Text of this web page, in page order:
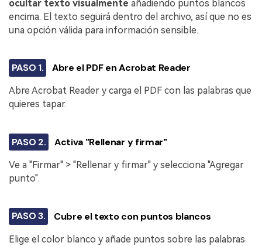
ocultar texto visualmente añadiendo puntos blancos
encima. El texto seguirá dentro del archivo, así que no es
una opción válida para información sensible.
PASO 1. Abre el PDF en Acrobat Reader
Abre Acrobat Reader y carga el PDF con las palabras que
quieres tapar.
PASO 2. Activa "Rellenar y firmar"
Ve a "Firmar" > "Rellenar y firmar" y selecciona "Agregar
punto".
PASO 3. Cubre el texto con puntos blancos
Elige el color blanco y añade puntos sobre las palabras